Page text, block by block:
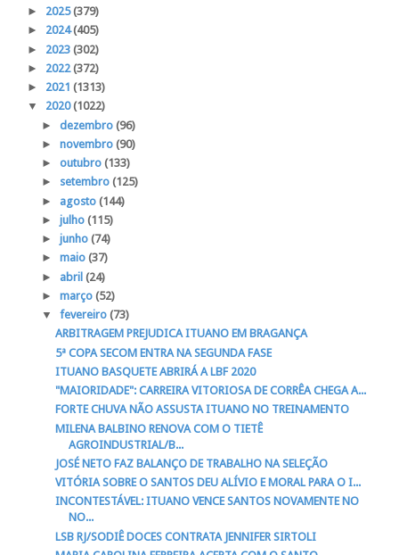
► 2025(379)
► 2024(405)
► 2023 (302)
► 2022(372)
► 2021 (1313)
▼ 2020(1022)
► dezembro (96)
► novembro (90)
► outubro (133)
► setembro (125)
► agosto (144)
► julho (115)
► junho (74)
► maio (37)
► abril (24)
► março (52)
▼ fevereiro (73)
ARBITRAGEM PREJUDICA ITUANO EM BRAGANÇA
5ª COPA SECOM ENTRA NA SEGUNDA FASE
ITUANO BASQUETE ABRIRÁ A LBF 2020
"MAIORIDADE": CARREIRA VITORIOSA DE CORRÊA CHEGA A...
FORTE CHUVA NÃO ASSUSTA ITUANO NO TREINAMENTO
MILENA BALBINO RENOVA COM O TIETÊ
AGROINDUSTRIAL/B...
JOSÉ NETO FAZ BALANÇO DE TRABALHO NA SELEÇÃO
VITÓRIA SOBRE O SANTOS DEU ALÍVIO E MORAL PARA O I...
INCONTESTÁVEL: ITUANO VENCE SANTOS NOVAMENTE NO
NO...
LSB RJ/SODIÊ DOCES CONTRATA JENNIFER SIRTOLI